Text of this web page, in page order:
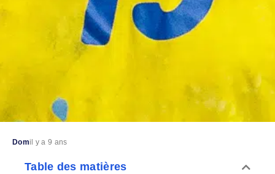
Domil y a 9 ans
Table des matières